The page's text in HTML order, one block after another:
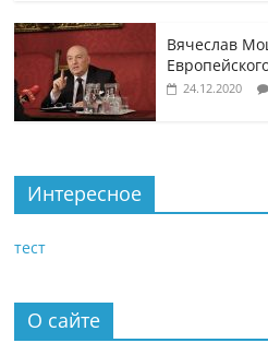
Вячеслав
24.12.2020
Интересное
тест
О сайте